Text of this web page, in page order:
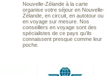
Nouvelle-Zélande à la carte
organise votre séjour en Nouvelle-
Zélande, en circuit, en autotour ou
en voyage sur mesure. Nos
conseillers en voyage sont des
spécialistes de ce pays qu’ils
connaissent presque comme leur
poche.